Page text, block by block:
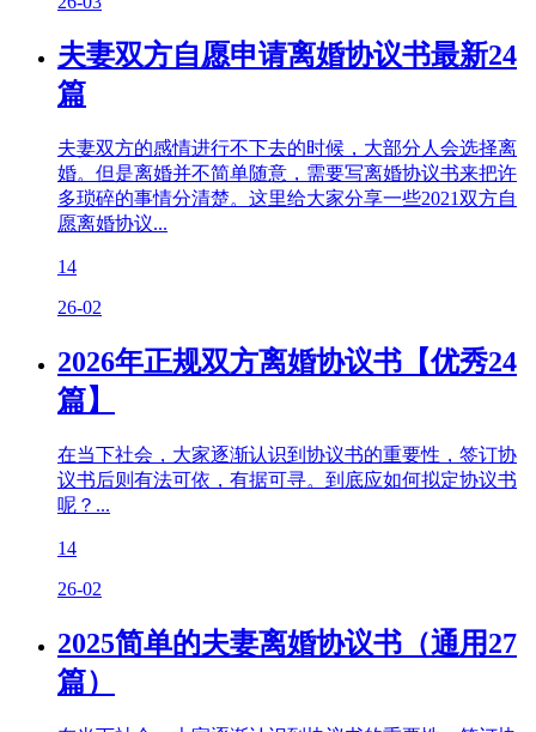
夫妻双方自愿申请离婚协议书最新24
篇
夫妻双方的感情进行不下去的时候，大部分人会选择离
婚。但是离婚并不简单随意，需要写离婚协议书来把许
多琐碎的事情分清楚。这里给大家分享一些2021双方自
愿离婚协议...
14
26-02
2026年正规双方离婚协议书【优秀24
篇】
在当下社会，大家逐渐认识到协议书的重要性，签订协
议书后则有法可依，有据可寻。到底应如何拟定协议书
呢？...
14
26-02
2025简单的夫妻离婚协议书（通用27
篇）